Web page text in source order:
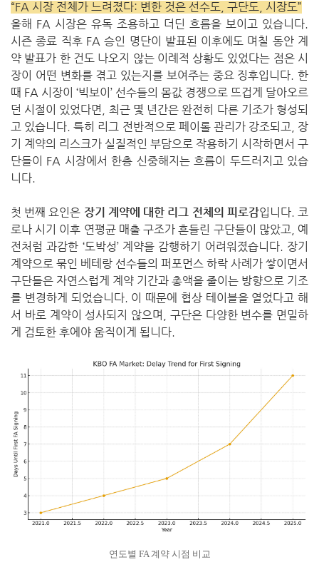
“FA 시장 전체가 느려졌다: 변한 것은 선수도, 구단도, 시장도”
올해 FA 시장은 유독 조용하고 더딘 흐름을 보이고 있습니다.
시즌 종료 직후 FA 승인 명단이 발표된 이후에도 며칠 동안 계
약 발표가 한 건도 나오지 않는 이례적 상황도 있었다는 점은 시
장이 어떤 변화를 겪고 있는지를 보여주는 중요 징후입니다. 한
때 FA 시장이 ‘빅보이’ 선수들의 몸값 경쟁으로 뜨겁게 달아오르
던 시절이 있었다면, 최근 몇 년간은 완전히 다른 기조가 형성되
고 있습니다. 특히 리그 전반적으로 페이롤 관리가 강조되고, 장
기 계약의 리스크가 실질적인 부담으로 작용하기 시작하면서 구
단들이 FA 시장에서 한층 신중해지는 흐름이 두드러지고 있습
니다.
첫 번째 요인은 장기 계약에 대한 리그 전체의 피로감입니다. 코
로나 시기 이후 연평균 매출 구조가 흔들린 구단들이 많았고, 예
전처럼 과감한 ‘도박성’ 계약을 감행하기 어려워졌습니다. 장기
계약으로 묶인 베테랑 선수들의 퍼포먼스 하락 사례가 쌓이면서
구단들은 자연스럽게 계약 기간과 총액을 줄이는 방향으로 기조
를 변경하게 되었습니다. 이 때문에 협상 테이블을 열었다고 해
서 바로 계약이 성사되지 않으며, 구단은 다양한 변수를 면밀하
게 검토한 후에야 움직이게 됩니다.
연도별 FA 계약 시점 비교